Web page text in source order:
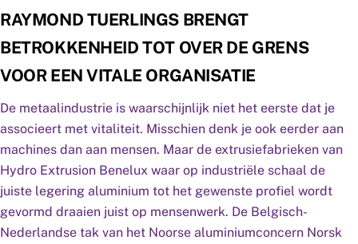
RAYMOND TUERLINGS BRENGT
BETROKKENHEID TOT OVER DE GRENS
VOOR EEN VITALE ORGANISATIE
De metaalindustrie is waarschijnlijk niet het eerste dat je
associeert met vitaliteit. Misschien denk je ook eerder aan
machines dan aan mensen. Maar de extrusiefabrieken van
Hydro Extrusion Benelux waar op industriële schaal de
juiste legering aluminium tot het gewenste profiel wordt
gevormd draaien juist op mensenwerk. De Belgisch-
Nederlandse tak van het Noorse aluminiumconcern Norsk